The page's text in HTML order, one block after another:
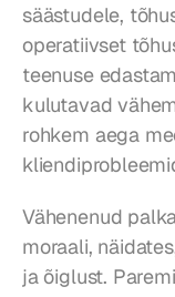
säästudele,
operatiivset
teenuse
kulutavad
rohkem aega
Vähenenud
moraali,
ja õiglust.